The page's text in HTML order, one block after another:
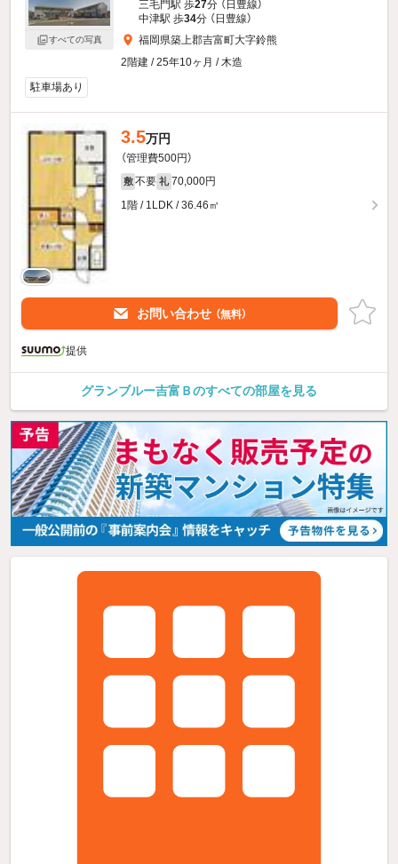
すべての写真
三毛門駅 歩27分 （日豊線）
中津駅 歩34分 （日豊線）
福岡県築上郡吉富町大字鈴熊
2階建 / 25年10ヶ月 / 木造
駐車場あり
3.5万円
（管理費500円）
敷 不要 礼 70,000円
1階 / 1LDK / 36.46㎡
お問い合わせ （無料）
提供
グランブルー吉富Ｂのすべての部屋を見る